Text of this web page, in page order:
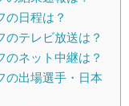
の日程は？
テレビ放送は？
ネット中継は？
の出場選手・日本